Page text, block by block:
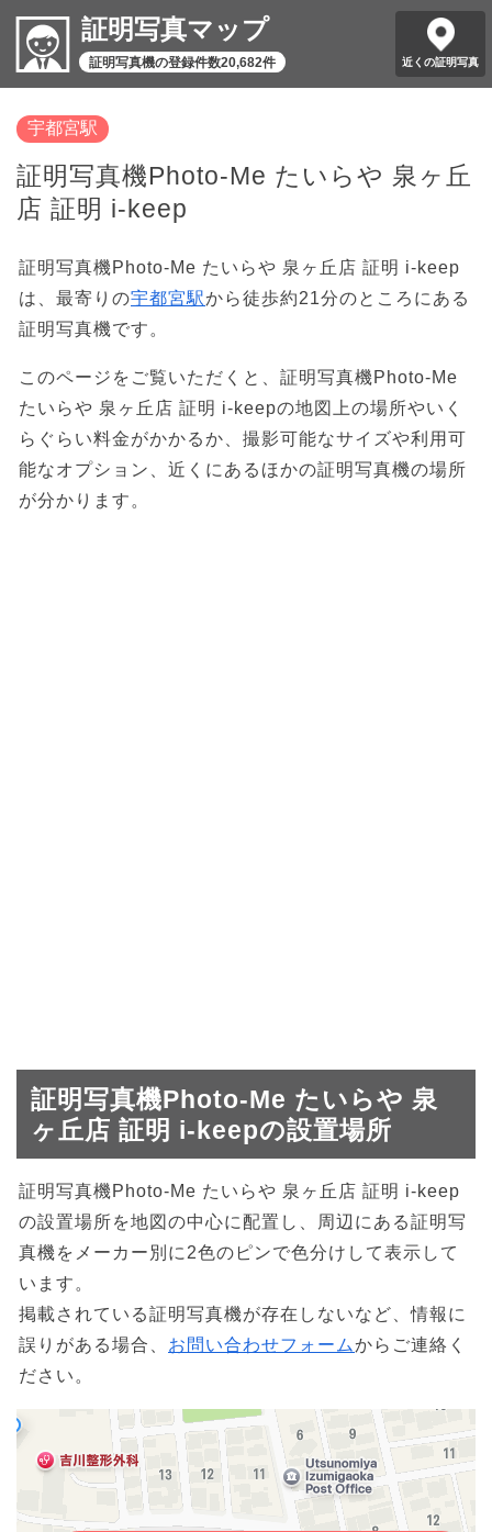
証明写真マップ
証明写真機の登録件数20,682件 近くの証明写真
宇都宮駅
証明写真機Photo-Me たいらや 泉ヶ丘
店 証明 i-keep
証明写真機Photo-Me たいらや 泉ヶ丘店 証明 i-keep
は、最寄りの宇都宮駅から徒歩約21分のところにある
証明写真機です。
このページをご覧いただくと、証明写真機Photo-Me
たいらや 泉ヶ丘店 証明 i-keepの地図上の場所やいく
らぐらい料金がかかるか、撮影可能なサイズや利用可
能なオプション、近くにあるほかの証明写真機の場所
が分かります。
証明写真機Photo-Me たいらや 泉
ヶ丘店 証明 i-keepの設置場所
証明写真機Photo-Me たいらや 泉ヶ丘店 証明 i-keep
の設置場所を地図の中心に配置し、周辺にある証明写
真機をメーカー別に2色のピンで色分けして表示して
います。
掲載されている証明写真機が存在しないなど、情報に
誤りがある場合、 お問い合わせフォームからご連絡く
ださい。